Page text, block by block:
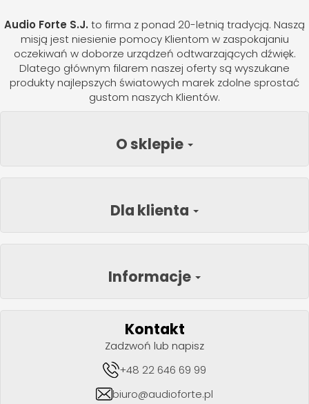
Audio Forte S.J. to firma z ponad 20-letnią tradycją. Naszą
misją jest niesienie pomocy Klientom w zaspokajaniu
oczekiwań w doborze urządzeń odtwarzających dźwięk.
Dlatego głównym filarem naszej oferty są wyszukane
produkty najlepszych światowych marek zdolne sprostać
gustom naszych Klientów.
O sklepie
Dla klienta
Informacje
Kontakt
Zadzwoń lub napisz
+48 22 646 69 99
biuro@audioforte.pl